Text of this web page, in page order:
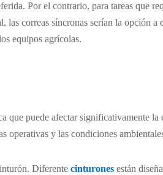
Por el contrario, para tareas que
correas síncronas serían la opción
equipos agrícolas.
que puede afectar significativamente
operativas y las condiciones
Diferente cinturones están